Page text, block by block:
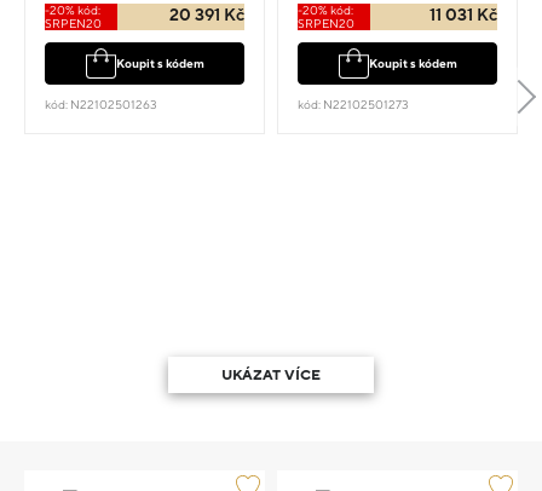
-20% kód:
SRPEN20
20 391 Kč
Koupit s kódem
kód: N22102501263
-20% kód:
SRPEN20
11 031 Kč
Koupit s kódem
kód: N22102501273
UKÁZAT VÍCE